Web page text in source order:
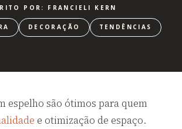
POR: FRANCIELI KERN
DECORAÇÃO TENDÊNCIAS
espelho são ótimos para quem
e otimização de espaço.